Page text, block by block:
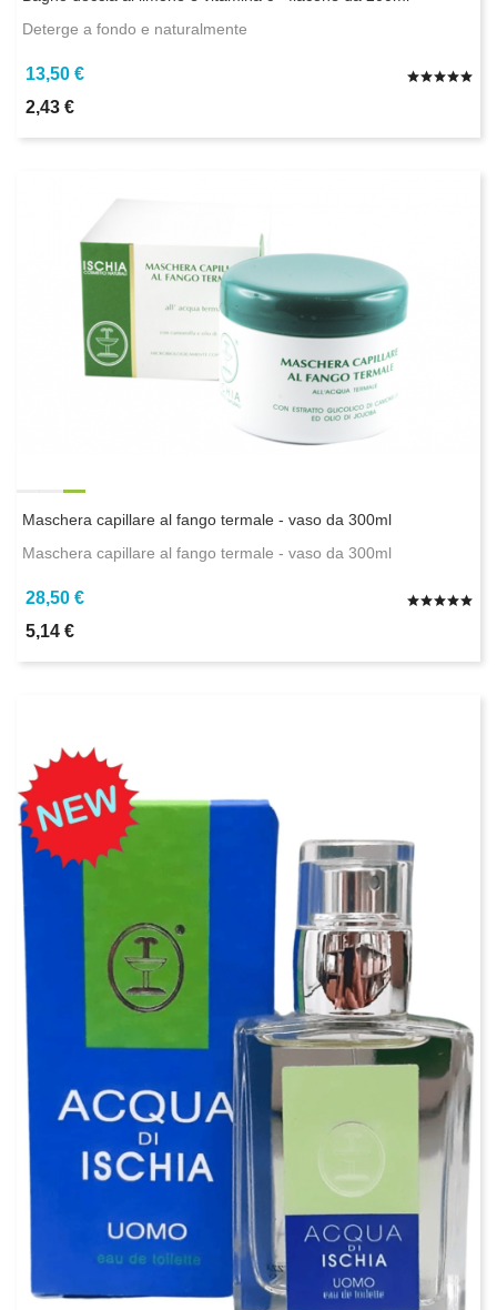
Deterge a fondo e naturalmente
13,50 €
2,43 €
Maschera capillare al fango termale - vaso da 300ml
Maschera capillare al fango termale - vaso da 300ml
28,50 €
5,14 €